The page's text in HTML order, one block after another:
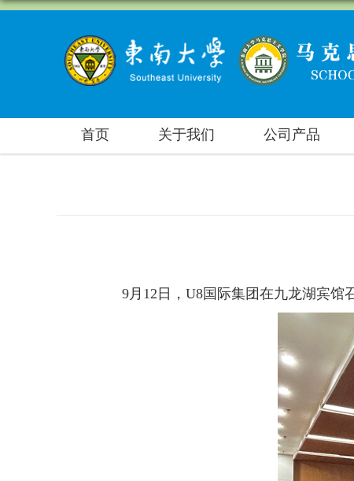
首页 关于我们 公司产品
9月12日，U8国际集团在九龙湖宾馆